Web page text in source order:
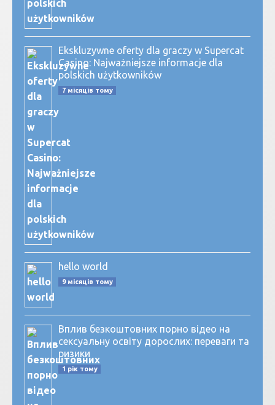
Ekskluzywne oferty dla graczy w Supercat
Casino: Najważniejsze informacje dla
polskich użytkowników
7 місяців тому
hello world
9 місяців тому
Вплив безкоштовних порно відео на
сексуальну освіту дорослих: переваги та
ризики
1 рік тому